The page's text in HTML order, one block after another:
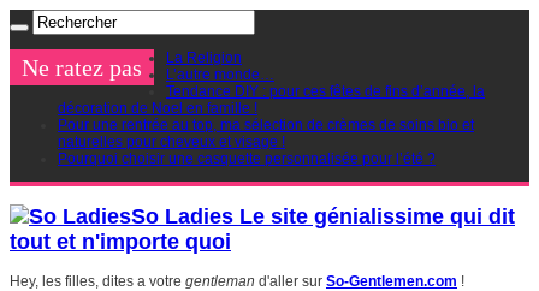
Ne ratez pas
La Religion
L’autre monde…
Tendance DIY : pour ces fêtes de fins d’année, la
décoration de Noel en famille !
Pour une rentrée au top, ma sélection de crèmes de soins bio et
naturelles pour cheveux et visage !
Pourquoi choisir une casquette personnalisée pour l’été ?
So Ladies Le site génialissime qui dit
tout et n'importe quoi
Hey, les filles, dites a votre gentleman d'aller sur So-Gentlemen.com !